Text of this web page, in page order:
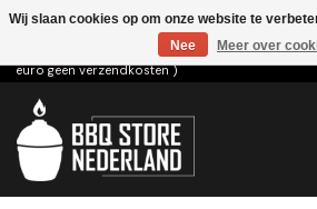
Voor 15.00u besteld dezelfde dag verzonden! (
euro geen verzendkosten )
Wij slaan cookies op om onze website te
Nee
Meer over